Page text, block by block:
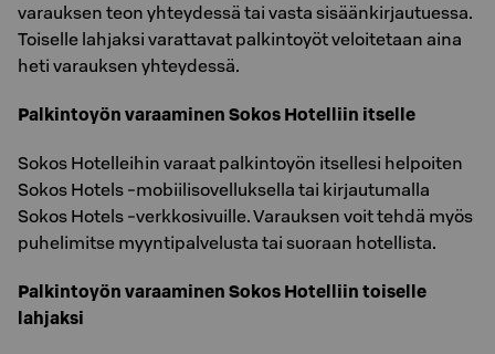
varauksen teon yhteydessä tai vasta sisäänkirjautuessa.
Toiselle lahjaksi varattavat palkintoyöt veloitetaan aina
heti varauksen yhteydessä.
Palkintoyön varaaminen Sokos Hotelliin itselle
Sokos Hotelleihin varaat palkintoyön itsellesi helpoiten
Sokos Hotels -mobiilisovelluksella tai kirjautumalla
Sokos Hotels -verkkosivuille. Varauksen voit tehdä myös
puhelimitse myyntipalvelusta tai suoraan hotellista.
Palkintoyön varaaminen Sokos Hotelliin toiselle
lahjaksi